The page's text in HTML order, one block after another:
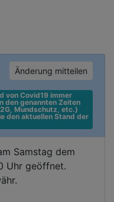
Änderung mitteilen
von Covid19 immer
den genannten Zeiten
Mundschutz, etc.)
den aktuellen Stand der
Samstag dem
Uhr geöffnet.